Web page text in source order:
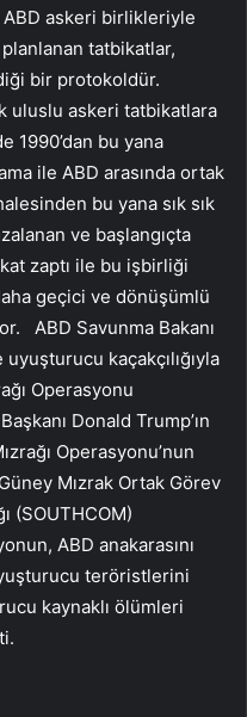
askeri birlikleriyle
planlanan tatbikatlar,
bir protokoldür.
uluslu askeri tatbikatlara
1990’dan bu yana
ile ABD arasında ortak
bu yana sık sık
ve başlangıçta
zaptı ile bu işbirliği
geçici ve dönüşümlü
ABD Savunma Bakanı
uyuşturucu kaçakçılığıyla
Operasyonu
Donald Trump’ın
Operasyonu’nun
Mızrak Ortak Görev
(SOUTHCOM)
ABD anakarasını
teröristlerini
kaynaklı ölümleri